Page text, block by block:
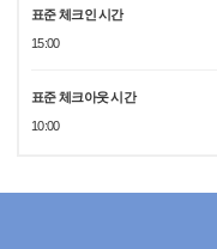
표준 체크인 시간
15:00
표준 체크아웃 시간
10:00